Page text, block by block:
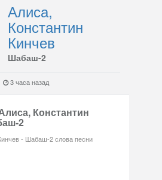
Алиса,
Константин
Кинчев
Шабаш-2
3 часа назад
Константин
2
- Шабаш-2 слова песни